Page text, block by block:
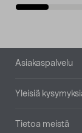
Asiakaspalvelu
Yleisiä
Tietoa meistä